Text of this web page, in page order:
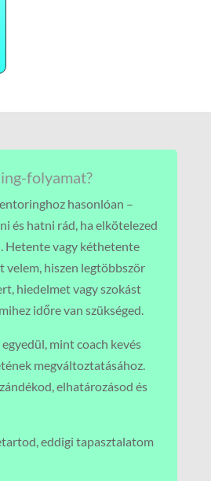
folyamat?
hasonlóan –
és hatni rád, ha elkötelezed
Hetente vagy kéthetente
velem, hiszen legtöbbször
hiedelmet vagy szokást
időre van szükséged.
egyedül, mint coach kevés
megváltoztatásához.
elhatározásod és
eddigi tapasztalatom